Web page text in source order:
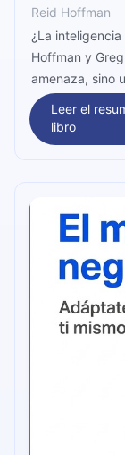
Reid Hoffman
¿La
Hoffman y
amenaza, sino
capacidad de
participar
esperar desde
Leer el
libro